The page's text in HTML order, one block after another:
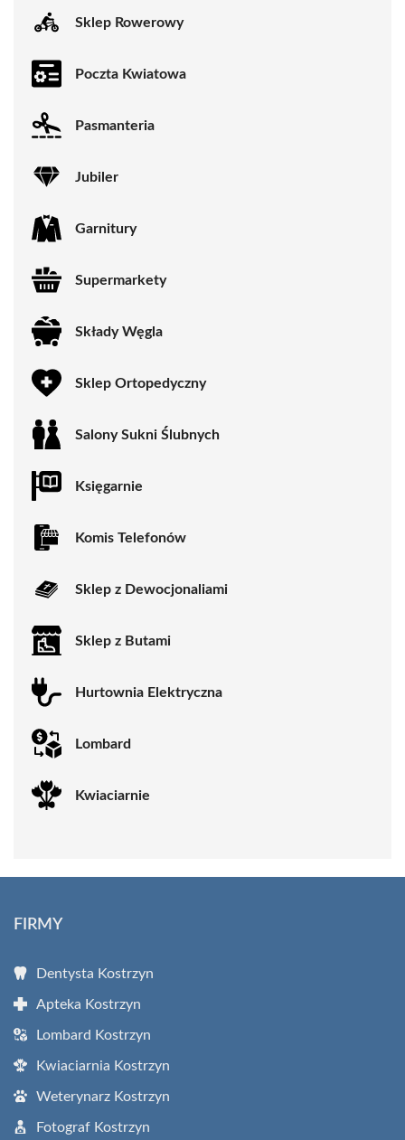
Sklep Rowerowy
Poczta Kwiatowa
Pasmanteria
Jubiler
Garnitury
Supermarkety
Składy Węgla
Sklep Ortopedyczny
Salony Sukni Ślubnych
Księgarnie
Komis Telefonów
Sklep z Dewocjonaliami
Sklep z Butami
Hurtownia Elektryczna
Lombard
Kwiaciarnie
FIRMY
Dentysta Kostrzyn
Apteka Kostrzyn
Lombard Kostrzyn
Kwiaciarnia Kostrzyn
Weterynarz Kostrzyn
Fotograf Kostrzyn